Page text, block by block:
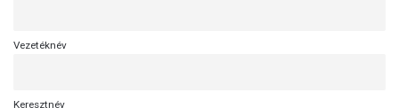
Vezetéknév
Keresztnév